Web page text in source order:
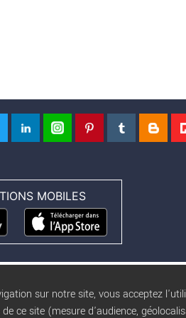
MOBILES
sur notre site, vous acceptez
ce site (mesure d'audience,